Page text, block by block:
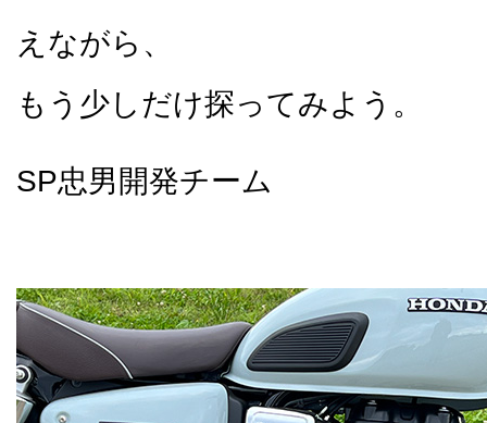
えながら、
もう少しだけ探ってみよう。
SP忠男開発チーム